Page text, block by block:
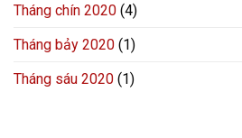
Tháng chín 2020 (4)
Tháng bảy 2020 (1)
Tháng sáu 2020 (1)